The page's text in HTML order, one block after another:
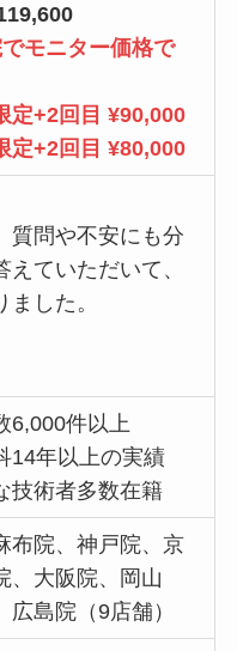
モニター価格で
定+2回目 ¥90,000
定+2回目 ¥80,000
質問や不安にも分
えていただいて、
した。
6,000件以上
14年以上の実績
技術者多数在籍
布院、神戸院、京
、大阪院、岡山
広島院（9店舗）